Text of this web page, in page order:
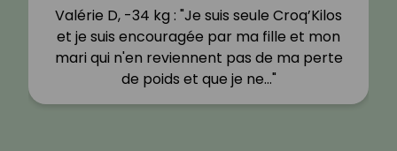
Valérie D, -34 kg : "Je suis seule Croq’Kilos
et je suis encouragée par ma fille et mon
mari qui n'en reviennent pas de ma perte
de poids et que je ne…"